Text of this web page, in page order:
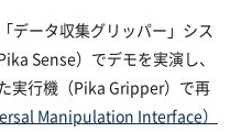
データ収集グリッパー」シス
Sense）でデモを実演し、
実行機（Pika Gripper）で再
Manipulation Interface）